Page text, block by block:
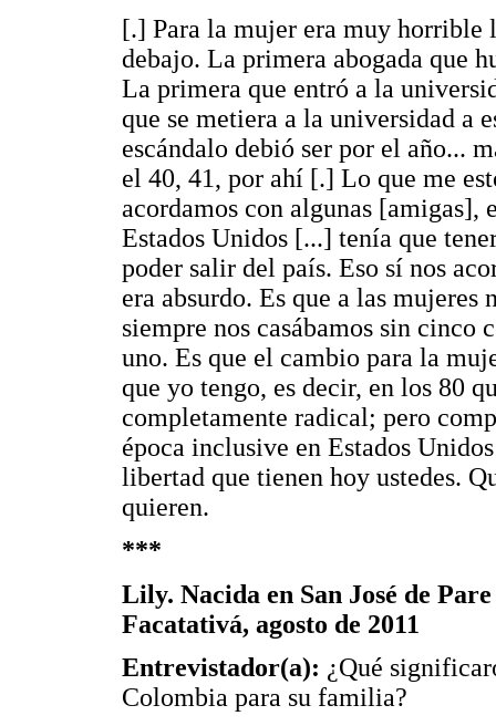
[.] Para la mujer era muy
debajo. La primera abogada que
La primera que entró a la
que se metiera a la universidad a
escándalo debió ser por el año...
el 40, 41, por ahí [.] Lo que me
acordamos con algunas [amigas],
Estados Unidos [...] tenía que
poder salir del país. Eso sí nos
era absurdo. Es que a las mujeres
siempre nos casábamos sin cinco
uno. Es que el cambio para la
que yo tengo, es decir, en los 80
completamente radical; pero
época inclusive en Estados
libertad que tienen hoy ustedes.
quieren.
***
Lily. Nacida en San José de
Facatativá, agosto de 2011
Entrevistador(a): ¿Qué
Colombia para su familia?